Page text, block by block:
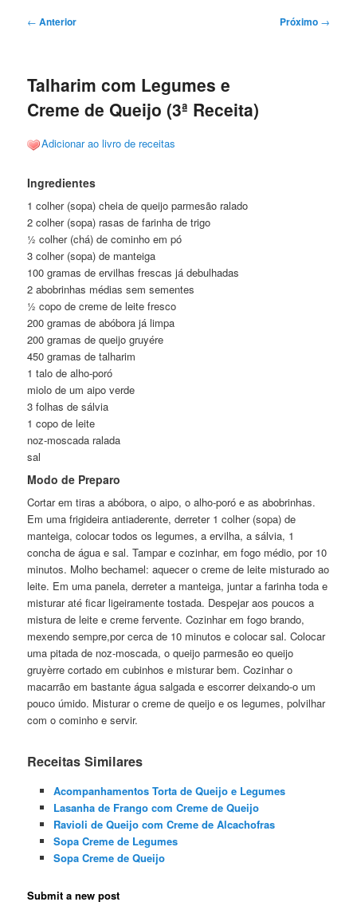
Navegação
← Anterior Próximo →
Talharim com Legumes e
Creme de Queijo (3ª Receita)
Adicionar ao livro de receitas
Ingredientes
1 colher (sopa) cheia de queijo parmesão ralado
2 colher (sopa) rasas de farinha de trigo
½ colher (chá) de cominho em pó
3 colher (sopa) de manteiga
100 gramas de ervilhas frescas já debulhadas
2 abobrinhas médias sem sementes
½ copo de creme de leite fresco
200 gramas de abóbora já limpa
200 gramas de queijo gruyére
450 gramas de talharim
1 talo de alho-poró
miolo de um aipo verde
3 folhas de sálvia
1 copo de leite
noz-moscada ralada
sal
Modo de Preparo
Cortar em tiras a abóbora, o aipo, o alho-poró e as abobrinhas.
Em uma frigideira antiaderente, derreter 1 colher (sopa) de
manteiga, colocar todos os legumes, a ervilha, a sálvia, 1
concha de água e sal. Tampar e cozinhar, em fogo médio, por 10
minutos. Molho bechamel: aquecer o creme de leite misturado ao
leite. Em uma panela, derreter a manteiga, juntar a farinha toda e
misturar até ficar ligeiramente tostada. Despejar aos poucos a
mistura de leite e creme fervente. Cozinhar em fogo brando,
mexendo sempre,por cerca de 10 minutos e colocar sal. Colocar
uma pitada de noz-moscada, o queijo parmesão eo queijo
gruyèrre cortado em cubinhos e misturar bem. Cozinhar o
macarrão em bastante água salgada e escorrer deixando-o um
pouco úmido. Misturar o creme de queijo e os legumes, polvilhar
com o cominho e servir.
Receitas Similares
Acompanhamentos Torta de Queijo e Legumes
Lasanha de Frango com Creme de Queijo
Ravioli de Queijo com Creme de Alcachofras
Sopa Creme de Legumes
Sopa Creme de Queijo
Submit a new post